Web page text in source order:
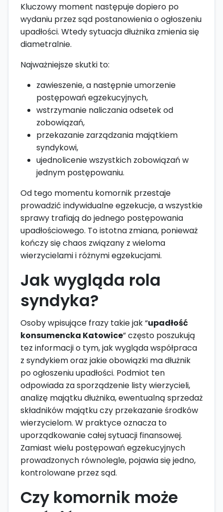
Kluczowy moment następuje dopiero po
wydaniu przez sąd postanowienia o ogłoszeniu
upadłości. Wtedy sytuacja dłużnika zmienia się
diametralnie.
Najważniejsze skutki to:
zawieszenie, a następnie umorzenie
postępowań egzekucyjnych,
wstrzymanie naliczania odsetek od
zobowiązań,
przekazanie zarządzania majątkiem
syndykowi,
ujednolicenie wszystkich zobowiązań w
jednym postępowaniu.
Od tego momentu komornik przestaje
prowadzić indywidualne egzekucje, a wszystkie
sprawy trafiają do jednego postępowania
upadłościowego. To istotna zmiana, ponieważ
kończy się chaos związany z wieloma
wierzycielami i różnymi egzekucjami.
Jak wygląda rola
syndyka?
Osoby wpisujące frazy takie jak “upadłość
konsumencka Katowice” często poszukują
tez informacji o tym, jak wygląda współpraca
z syndykiem oraz jakie obowiązki ma dłużnik
po ogłoszeniu upadłości. Podmiot ten
odpowiada za sporządzenie listy wierzycieli,
analizę majątku dłużnika, ewentualną sprzedaż
składników majątku czy przekazanie środków
wierzycielom. W praktyce oznacza to
uporządkowanie całej sytuacji finansowej.
Zamiast wielu postępowań egzekucyjnych
prowadzonych równolegle, pojawia się jedno,
kontrolowane przez sąd.
Czy komornik może